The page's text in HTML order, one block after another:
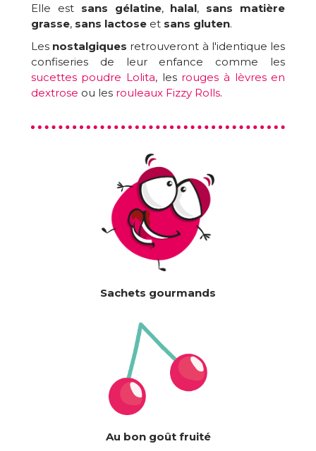
Elle est sans gélatine, halal, sans matière
grasse, sans lactoseet sans gluten.
Les nostalgiques retrouveront à l'identique les
confiseries de leur enfance comme les
sucettes poudre Lolita, les rouges à lèvres en
dextrose ou les rouleaux Fizzy Rolls.
Sachets gourmands
Au bon goût fruité